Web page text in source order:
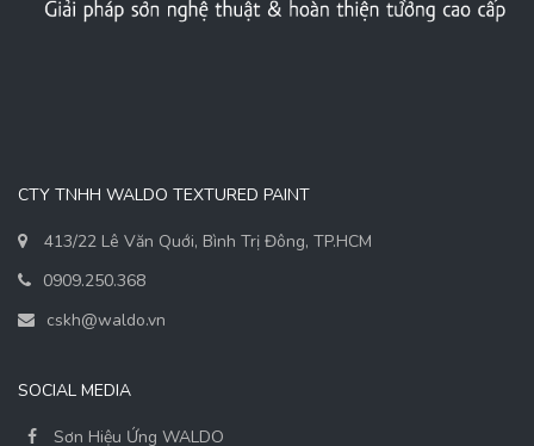
CTY TNHH WALDO TEXTURED PAINT
413/22 Lê Văn Quới, Bình Trị Đông, TP.HCM
0909.250.368
cskh@waldo.vn
SOCIAL MEDIA
Sơn Hiệu Ứng WALDO